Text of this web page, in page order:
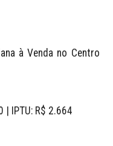
à Venda no Centro
| IPTU: R$ 2.664